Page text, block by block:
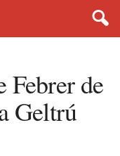
Febrer de
Geltrú